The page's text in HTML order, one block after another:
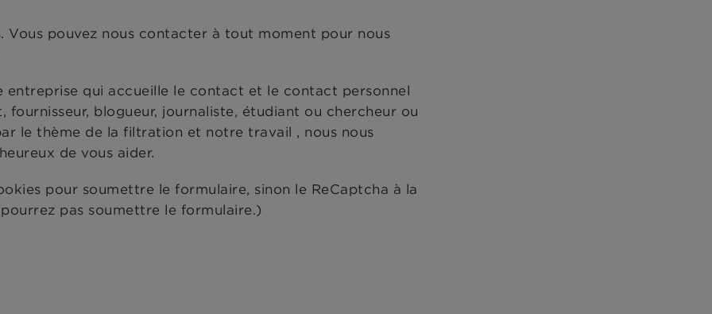
pouvez nous contacter à tout moment pour nous
qui accueille le contact et le contact personnel
blogueur, journaliste, étudiant ou chercheur ou
le thème de la filtration et notre travail , nous nous
de vous aider.
pour soumettre le formulaire, sinon le ReCaptcha à la
pas soumettre le formulaire.)